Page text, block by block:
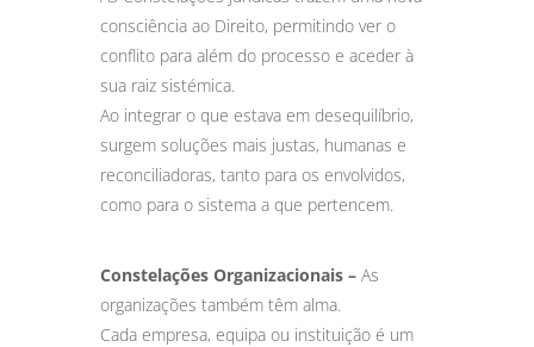
consciência ao Direito, permitindo ver o
conflito para além do processo e aceder à
sua raiz sistémica.
Ao integrar o que estava em desequilíbrio,
surgem soluções mais justas, humanas e
reconciliadoras, tanto para os envolvidos,
como para o sistema a que pertencem.
Constelações Organizacionais – As
organizações também têm alma.
Cada empresa, equipa ou instituição é um